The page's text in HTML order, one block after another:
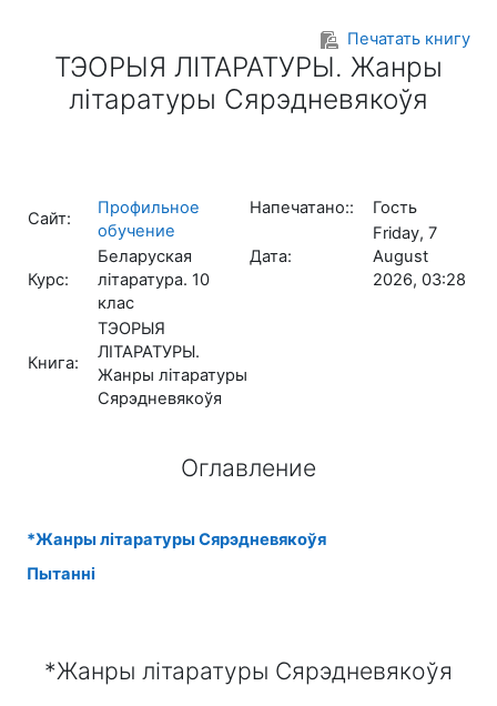
Печатать книгу
ТЭОРЫЯ ЛІТАРАТУРЫ. Жанры
літаратуры Сярэдневякоўя
Сайт:
Профильное
обучение
Курс:
Беларуская
літаратура. 10
клас
Книга:
ТЭОРЫЯ
ЛІТАРАТУРЫ.
Жанры літаратуры
Сярэдневякоўя
Напечатано:: Гость
Дата:
Friday, 7
August
2026, 03:28
Оглавление
*Жанры літаратуры Сярэдневякоўя
Пытанні
*Жанры літаратуры Сярэдневякоўя